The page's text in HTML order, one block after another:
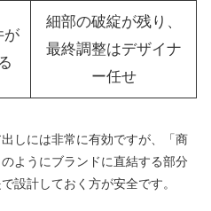
が
細部の破綻が残り、
最終調整はデザイナ
ー任せ
しには非常に有効ですが、「商
ようにブランドに直結する部分
設計しておく方が安全です。